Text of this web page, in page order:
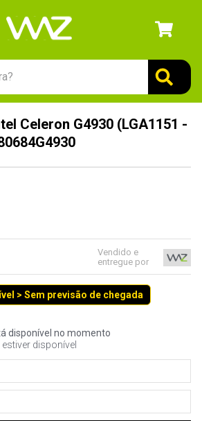
Celeron G4930 (LGA1151 -
Vendido e
entregue por
> Sem previsão de chegada
disponível no momento
disponível
1º
gabinete
7º
fractal
8º
controle
ventoinha
10º hd